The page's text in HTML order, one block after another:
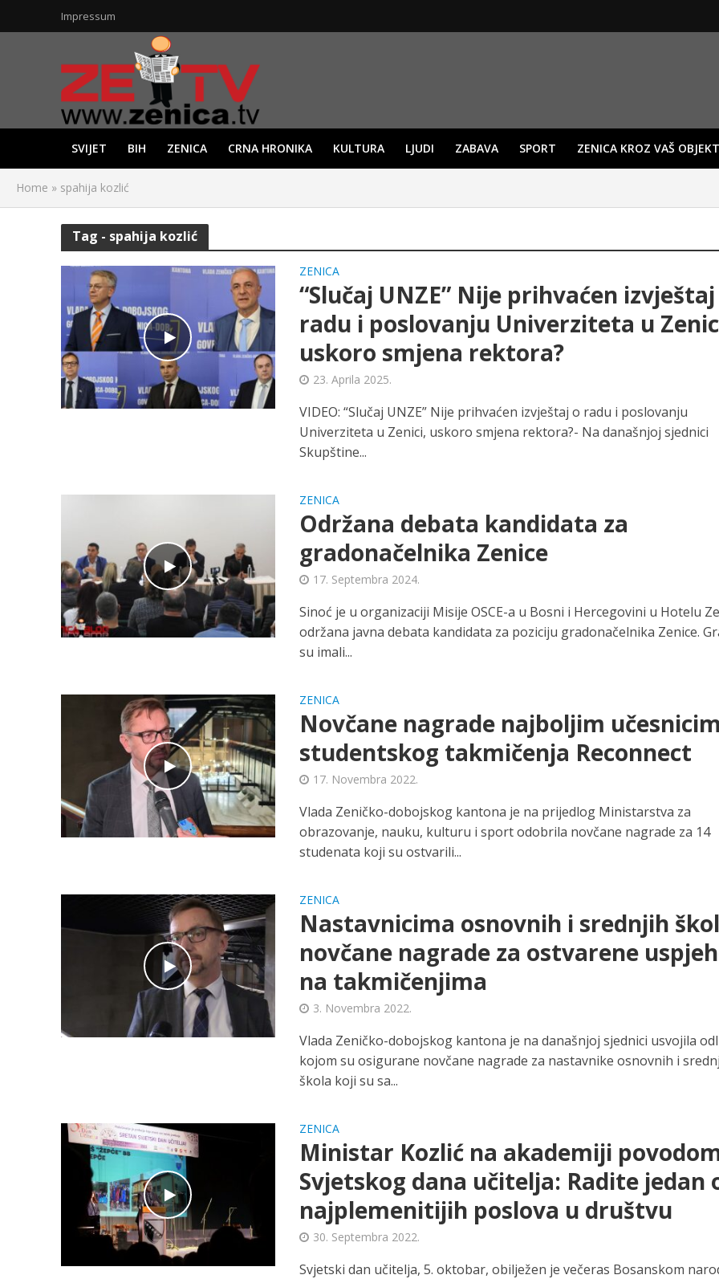
Impressum
SVIJET BIH ZENICA CRNA HRONIKA KULTURA LJUDI ZABAVA SPORT ZENICA KROZ VAŠ
Home » spahija kozlić
Tag - spahija kozlić
ZENICA
“Slučaj UNZE” Nije prihvaćen
radu i poslovanju Univerziteta u
uskoro smjena rektora?
23. Aprila 2025.
VIDEO: “Slučaj UNZE” Nije prihvaćen izvještaj o radu i poslovanju
Univerziteta u Zenici, uskoro smjena rektora?- Na današnjoj sjednici
Skupštine...
ZENICA
Održana debata kandidata za
gradonačelnika Zenice
17. Septembra 2024.
Sinoć je u organizaciji Misije OSCE-a u Bosni i Hercegovini u Hotelu
održana javna debata kandidata za poziciju gradonačelnika Zenice.
su imali...
ZENICA
Novčane nagrade najboljim
studentskog takmičenja Reconnect
17. Novembra 2022.
Vlada Zeničko-dobojskog kantona je na prijedlog Ministarstva za
obrazovanje, nauku, kulturu i sport odobrila novčane nagrade za 14
studenata koji su ostvarili...
ZENICA
Nastavnicima osnovnih i srednjih
novčane nagrade za ostvarene
na takmičenjima
3. Novembra 2022.
Vlada Zeničko-dobojskog kantona je na današnjoj sjednici usvojila
kojom su osigurane novčane nagrade za nastavnike osnovnih i
škola koji su sa...
ZENICA
Ministar Kozlić na akademiji
Svjetskog dana učitelja: Radite jedan
najplemenitijih poslova u društvu
30. Septembra 2022.
Svjetski dan učitelja, 5. oktobar, obilježen je večeras Bosanskom